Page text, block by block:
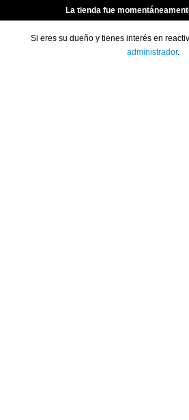
La tienda fue
Si eres su dueño y tienes interés en
administrador.